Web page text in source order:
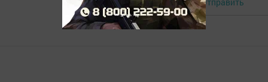
Авторизоваться